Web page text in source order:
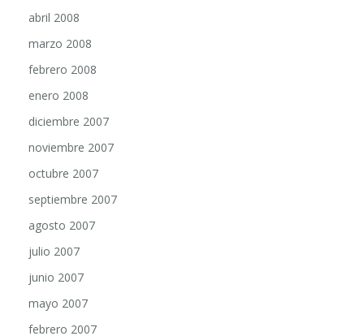
marzo 2008
febrero 2008
enero 2008
diciembre 2007
noviembre 2007
octubre 2007
septiembre 2007
agosto 2007
julio 2007
junio 2007
mayo 2007
febrero 2007